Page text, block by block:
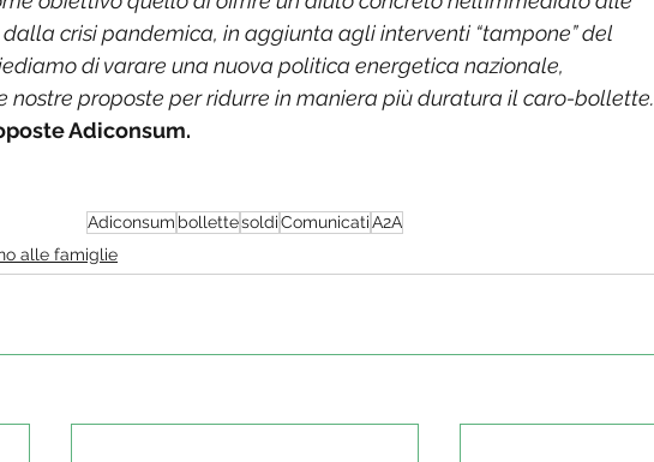
crisi pandemica, in aggiunta agli interventi “tampone” del
di varare una nuova politica energetica nazionale,
nostre proposte per ridurre in maniera più duratura il caro-bollette.
Adiconsum.
Adiconsum bollettesoldiComunicatiA2A
alle famiglie